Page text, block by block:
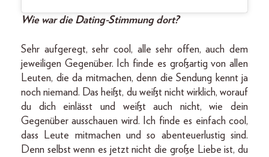
Wie war die Dating-Stimmung dort?
Sehr aufgeregt, sehr cool, alle sehr offen, auch dem
jeweiligen Gegenüber. Ich finde es großartig von allen
Leuten, die da mitmachen, denn die Sendung kennt ja
noch niemand. Das heißt, du weißt nicht wirklich, worauf
du dich einlässt und weißt auch nicht, wie dein
Gegenüber ausschauen wird. Ich finde es einfach cool,
dass Leute mitmachen und so abenteuerlustig sind.
Denn selbst wenn es jetzt nicht die große Liebe ist, du